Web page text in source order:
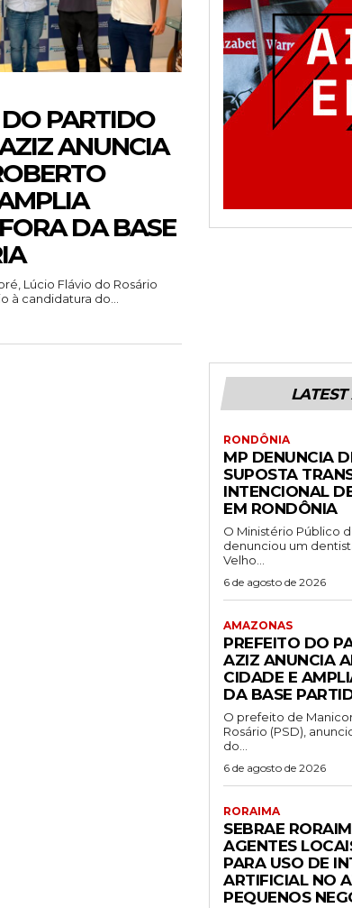
PARTIDO
ANUNCIA
DA BASE
Lúcio Flávio do Rosário
à candidatura do...
RONDÔNIA
MP DENUNCIA
SUPOSTA
INTENCIONAL
EM RONDÔNIA
O Ministério Público
denunciou um
Velho...
6 de agosto de 2026
AMAZONAS
PREFEITO DO
AZIZ ANUNCIA
CIDADE E
DA BASE
O prefeito de
Rosário (PSD),
do...
6 de agosto de 2026
RORAIMA
SEBRAE
AGENTES
PARA USO DE
ARTIFICIAL NO
PEQUENOS